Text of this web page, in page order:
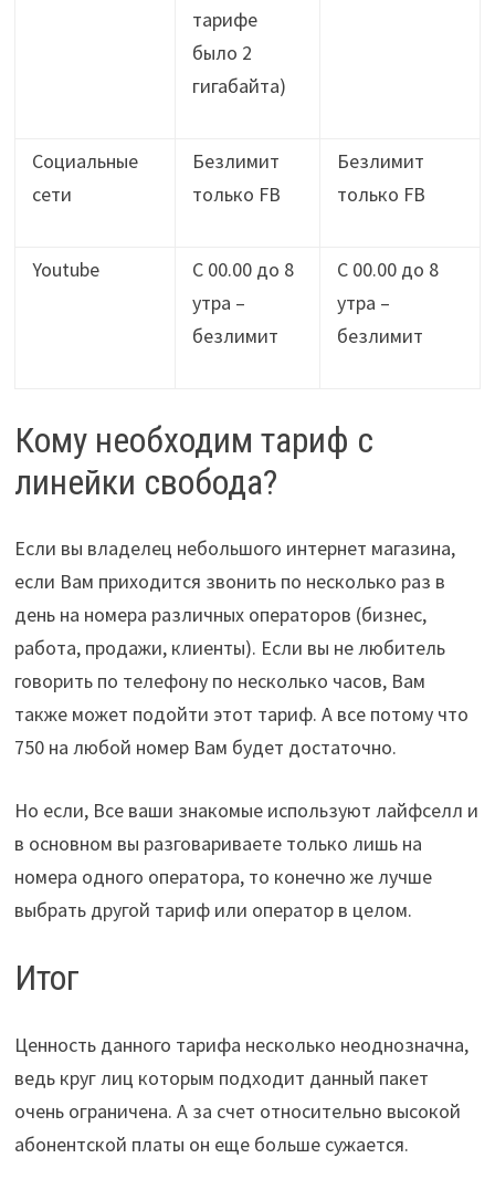
тарифе
было 2
гигабайта)
Социальные
сети
Безлимит
только FB
Безлимит
только FB
Youtube
С 00.00 до 8
утра –
безлимит
С 00.00 до 8
утра –
безлимит
Кому необходим тариф с
линейки свобода?
Если вы владелец небольшого интернет магазина,
если Вам приходится звонить по несколько раз в
день на номера различных операторов (бизнес,
работа, продажи, клиенты). Если вы не любитель
говорить по телефону по несколько часов, Вам
также может подойти этот тариф. А все потому что
750 на любой номер Вам будет достаточно.
Но если, Все ваши знакомые используют лайфселл и
в основном вы разговариваете только лишь на
номера одного оператора, то конечно же лучше
выбрать другой тариф или оператор в целом.
Итог
Ценность данного тарифа несколько неоднозначна,
ведь круг лиц которым подходит данный пакет
очень ограничена. А за счет относительно высокой
абонентской платы он еще больше сужается.